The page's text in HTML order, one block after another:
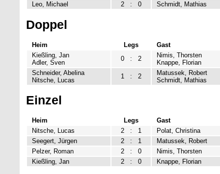
Leo, Michael
2 : 0 Schmidt, Mathias
Doppel
Heim Legs
Gast
Kießling, Jan
Adler, Sven
0 : 2
Nimis, Thorsten
Knappe, Florian
Schneider, Abelina
Nitsche, Lucas
1 : 2
Matussek, Robert
Schmidt, Mathias
Einzel
Heim Legs
Gast
Nitsche, Lucas
2 : 1
Polat, Christina
Seegert, Jürgen
2 : 1
Matussek, Robert
Pelzer, Roman
2 : 0
Nimis, Thorsten
Kießling, Jan
2 : 0 Knappe, Florian